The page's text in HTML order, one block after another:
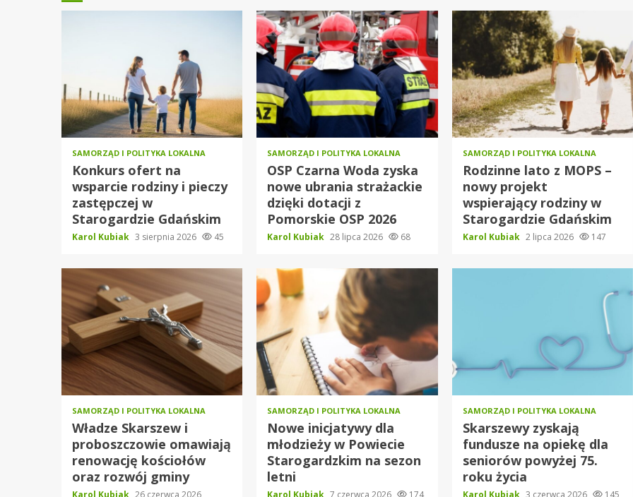
SAMORZĄD I POLITYKA LOKALNA
Konkurs ofert na
wsparcie rodziny i pieczy
zastępczej w
Starogardzie Gdańskim
Karol Kubiak 3 sierpnia 2026 45
SAMORZĄD I POLITYKA LOKALNA
OSP Czarna Woda zyska
nowe ubrania strażackie
dzięki dotacji z
Pomorskie OSP 2026
Karol Kubiak 28 lipca 2026 68
SAMORZĄD I POLITYKA LOKALNA
Rodzinne lato z MOPS –
nowy projekt
wspierający rodziny w
Starogardzie Gdańskim
Karol Kubiak 2 lipca 2026 147
SAMORZĄD I POLITYKA LOKALNA
Władze Skarszew i
proboszczowie omawiają
renowację kościołów
oraz rozwój gminy
Karol Kubiak 26 czerwca 2026
SAMORZĄD I POLITYKA LOKALNA
Nowe inicjatywy dla
młodzieży w Powiecie
Starogardzkim na sezon
letni
Karol Kubiak 7 czerwca 2026 174
SAMORZĄD I POLITYKA LOKALNA
Skarszewy zyskają
fundusze na opiekę dla
seniorów powyżej 75.
roku życia
Karol Kubiak 3 czerwca 2026 145